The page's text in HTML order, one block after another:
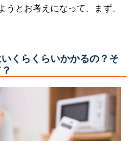
うとお考えになって、まず、
くらくらいかかるの？そ